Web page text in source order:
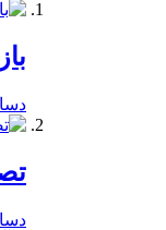
دسامبر
دسامبر